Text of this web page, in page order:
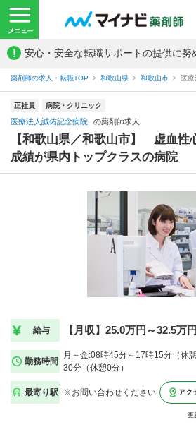
! 安心・安全な転職サポートの提供に努
薬剤師の求人・転職TOP 和歌山県 和歌山市 医
正社員 病院・クリニック
医療法人誠佑記念病院 の薬剤師求人
【和歌山県／和歌山市】 虚血性
成績が県内トップクラスの病院
給与 【月収】25.0万円～32.5万
勤務時間
月～金:08時45分～17時15分（休
30分（休憩0分）
最寄り駅 ※お問い合わせください アク
更